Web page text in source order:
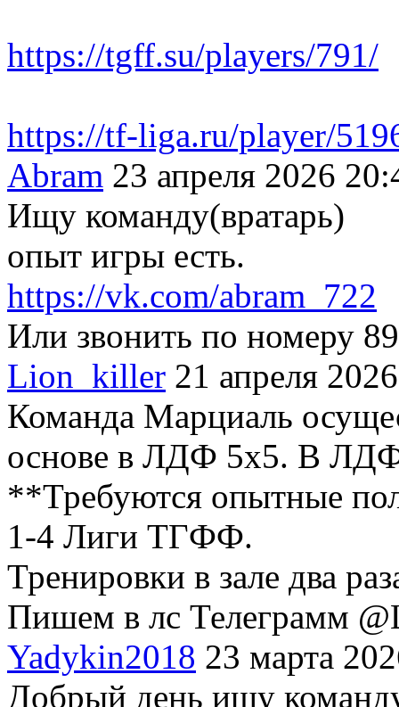
https://tgff.su/players/791/
https://tf-liga.ru/player/
Abram 23 апреля 2026
Ищу команду(вратарь)
опыт игры есть.
https://vk.com/abram_722
Или звонить по номеру
Lion_killer 21 апреля
Команда Марциаль
основе в ЛДФ 5х5. В ЛДФ
**Требуются опытные
1-4 Лиги ТГФФ.
Тренировки в зале два
Пишем в лс Телеграмм
Yadykin2018 23 марта
Добрый день ищу